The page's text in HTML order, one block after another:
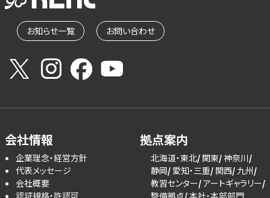
お知らせ一覧 お問い合わせ
会社情報
企業理念・経営方針
代表メッセージ
会社概要
認証規格・許認可
拠点案内
北海道・東北 関東 神奈川
静岡 愛知・三重 関西 九州
教習センター アートギャラリー
整備拠点 本社・本部部門